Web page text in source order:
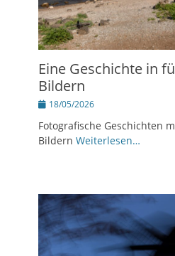
Eine Geschichte in
Bildern
Posted
18/05/2026
Fotografische Geschichten
Bildern Weiterlesen…